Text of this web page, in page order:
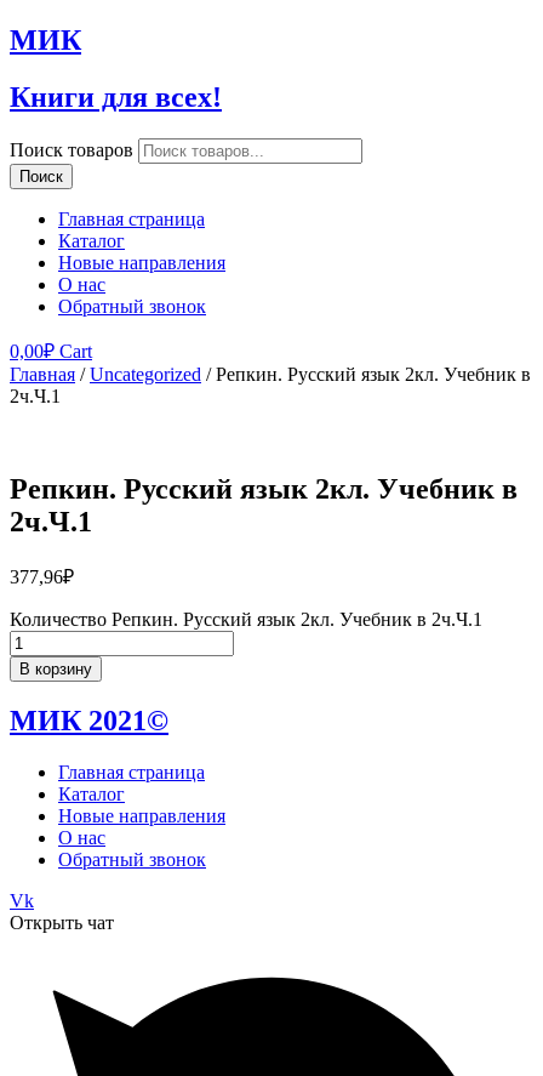
МИК
Книги для всех!
Поиск товаров
Поиск
Главная страница
Каталог
Новые направления
О нас
Обратный звонок
0,00₽ Cart
Главная /Uncategorized / Репкин. Русский язык 2кл. Учебник в
2ч.Ч.1
Репкин. Русский язык 2кл. Учебник в
2ч.Ч.1
377,96₽
Количество Репкин. Русский язык 2кл. Учебник в 2ч.Ч.1
В корзину
МИК 2021©
Главная страница
Каталог
Новые направления
О нас
Обратный звонок
Vk
Открыть чат